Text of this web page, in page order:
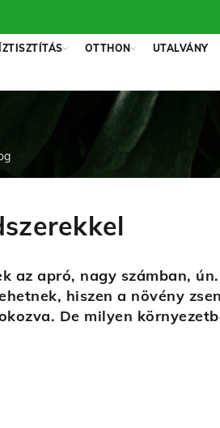
OTTHON UTALVÁNY
az apró, nagy számban,
hiszen a növény
De milyen